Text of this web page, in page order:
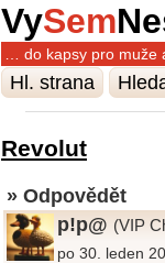
VySem
… do kapsy pro muže
Hl. strana
Revolut
» Odpovědět
p!p@ (VIP
po 30. leden